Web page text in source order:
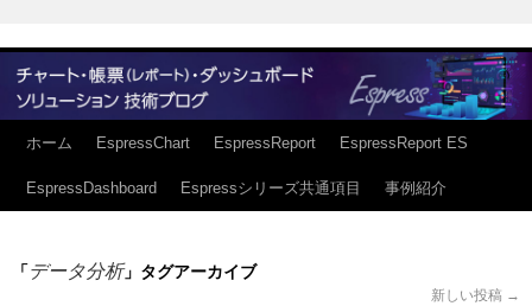
ホーム EspressChart EspressReport EspressReport ES
EspressDashboard Espressシリーズ共通項目 事例紹介
「データ分析」タグアーカイブ
新しい投稿 →